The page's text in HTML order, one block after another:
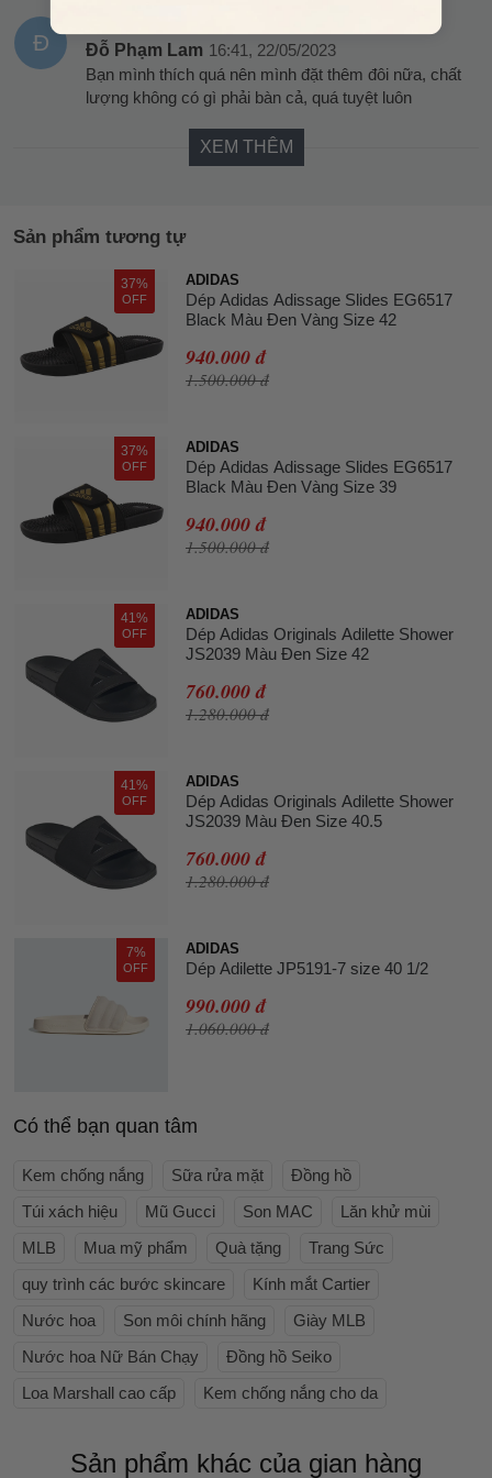
Đ Đỗ Phạm Lam 16:41, 22/05/2023
Bạn mình thích quá nên mình đặt thêm đôi nữa, chất
lượng không có gì phải bàn cả, quá tuyệt luôn
XEM THÊM
Sản phẩm tương tự
37%
OFF
ADIDAS
Dép Adidas Adissage Slides EG6517
Black Màu Đen Vàng Size 42
940.000 đ
1.500.000 đ
37%
OFF
ADIDAS
Dép Adidas Adissage Slides EG6517
Black Màu Đen Vàng Size 39
940.000 đ
1.500.000 đ
41%
OFF
ADIDAS
Dép Adidas Originals Adilette Shower
JS2039 Màu Đen Size 42
760.000 đ
1.280.000 đ
41%
OFF
ADIDAS
Dép Adidas Originals Adilette Shower
JS2039 Màu Đen Size 40.5
760.000 đ
1.280.000 đ
7%
OFF
ADIDAS
Dép Adilette JP5191-7 size 40 1/2
990.000 đ
1.060.000 đ
Có thể bạn quan tâm
Kem chống nắng Sữa rửa mặt
Đồng hồ
Túi xách hiệu
Mũ Gucci Son MAC
Lăn khử mùi
MLB
Mua mỹ phẩm Quà tặng
Trang Sức
quy trình các bước skincare
Kính mắt Cartier
Nước hoa
Son môi chính hãng
Giày MLB
Nước hoa Nữ Bán Chạy
Đồng hồ Seiko
Loa Marshall cao cấp
Kem chống nắng cho da
Sản phẩm khác của gian hàng